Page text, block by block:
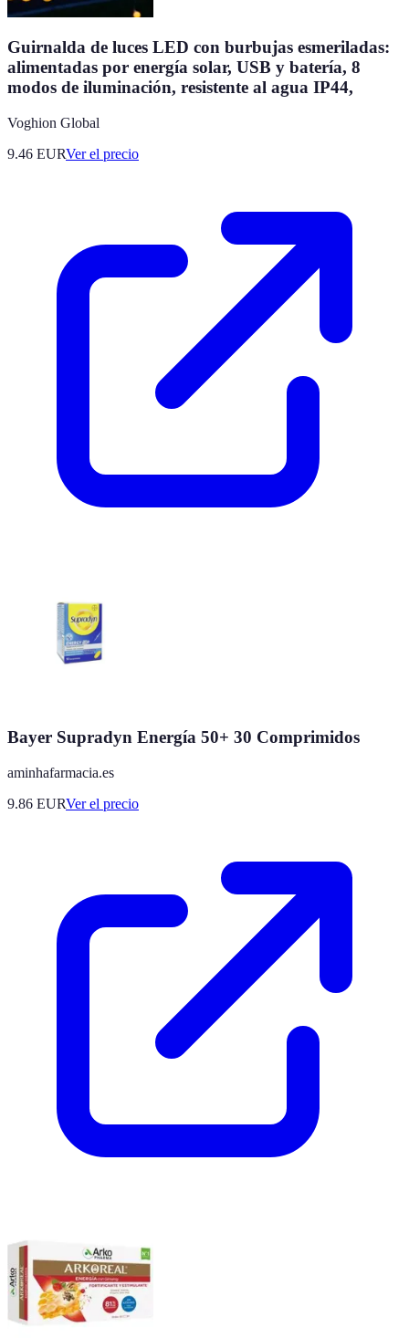
Guirnalda de luces LED con burbujas esmeriladas:
alimentadas por energía solar, USB y batería, 8
modos de iluminación, resistente al agua IP44,
Voghion Global
9.46 EURVer el precio
Bayer Supradyn Energía 50+ 30 Comprimidos
aminhafarmacia.es
9.86 EURVer el precio